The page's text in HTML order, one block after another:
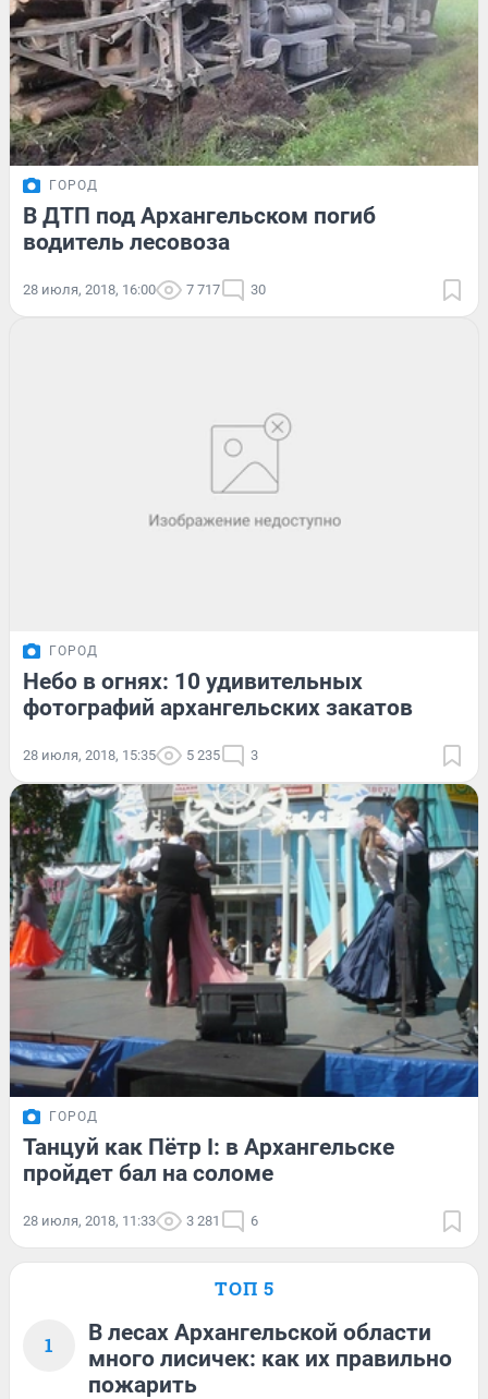
ГОРОД
В ДТП под Архангельском погиб
водитель лесовоза
28 июля, 2018, 16:00 7 717 30
ГОРОД
Небо в огнях: 10 удивительных
фотографий архангельских закатов
28 июля, 2018, 15:35 5 235 3
ГОРОД
Танцуй как Пётр I: в Архангельске
пройдет бал на соломе
28 июля, 2018, 11:33 3 281 6
ТОП 5
1
В лесах Архангельской области
много лисичек: как их правильно
пожарить